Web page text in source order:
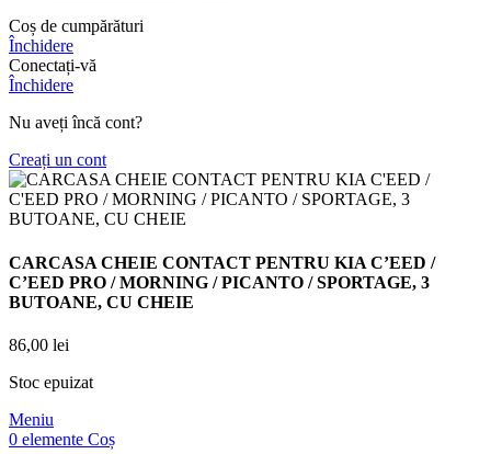
Coș de cumpărături
Închidere
Conectați-vă
Închidere
Nu aveți încă cont?
Creați un cont
CARCASA CHEIE CONTACT PENTRU KIA C’EED /
C’EED PRO / MORNING / PICANTO / SPORTAGE, 3
BUTOANE, CU CHEIE
86,00 lei
Stoc epuizat
Meniu
0 elemente Coș